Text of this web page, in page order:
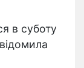
в суботу